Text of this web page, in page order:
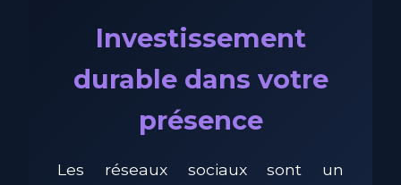
Investissement
durable dans votre
présence
Les réseaux sociaux sont un